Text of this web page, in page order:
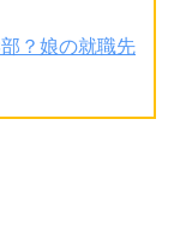
？娘の就職先